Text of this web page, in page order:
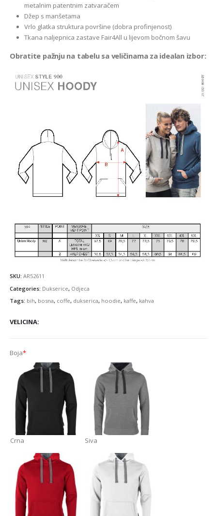
metalnim patentnim zatvaračem
Džep s manšetama
Vrlo glatka struktura površine (dobra profinjenost)
Tkana naljepnica zastave Fair4All u lijevom bočnom šavu
Obratite pažnju na tabelu sa veličinama za idealan izbor:
SKU: AR52611
Categories: Dukserice, Odjeca
Tags: bih, bosna, coffe, dukserica, hoodie, kaffe, kahva
VELICINA
Boja*
Crna Siva